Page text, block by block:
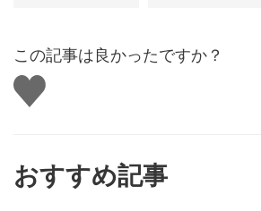
この記事は良かったですか？
い
い
おすすめ記事